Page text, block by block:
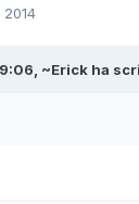
~Erick ha